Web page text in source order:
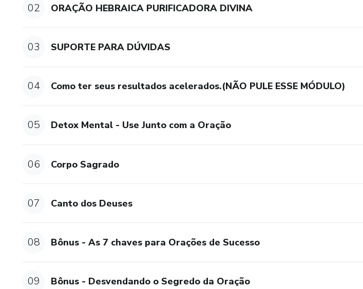
02 ORAÇÃO HEBRAICA PURIFICADORA DIVINA
03 SUPORTE PARA DÚVIDAS
04 Como ter seus resultados acelerados.(NÃO PULE ESSE MÓDULO)
05 Detox Mental - Use Junto com a Oração
06 Corpo Sagrado
07 Canto dos Deuses
08 Bônus - As 7 chaves para Orações de Sucesso
09 Bônus - Desvendando o Segredo da Oração